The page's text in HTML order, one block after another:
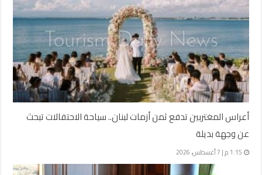
أعراس المغتربين تدفع ثمن أزمات لبنان.. سياحة الاحتفالات تبحث
عن وجهة بديلة
1:15 م | 7 أغسطس، 2026